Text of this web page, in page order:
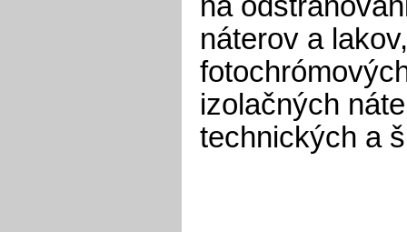
náterov a
izolačných
technických a